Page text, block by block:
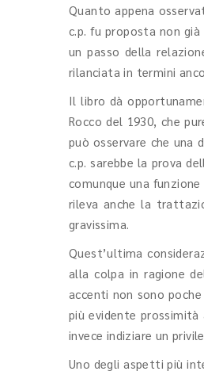
Quanto appena
c.p. fu proposta non
un passo della
rilanciata in termini
Il libro dà
Rocco del 1930, che
può osservare che una
c.p. sarebbe la prova
comunque una
rileva anche la
gravissima.
Quest’ultima
alla colpa in ragione
accenti non sono
più evidente prossimità
invece indiziare un
Uno degli aspetti più